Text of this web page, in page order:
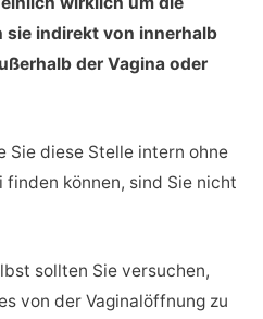
sie indirekt von innerhalb
der Vagina oder
Sie diese Stelle intern ohne
können, sind Sie nicht
sollten Sie versuchen,
von der Vaginalöffnung zu